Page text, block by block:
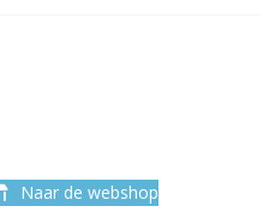
Naar de webshop